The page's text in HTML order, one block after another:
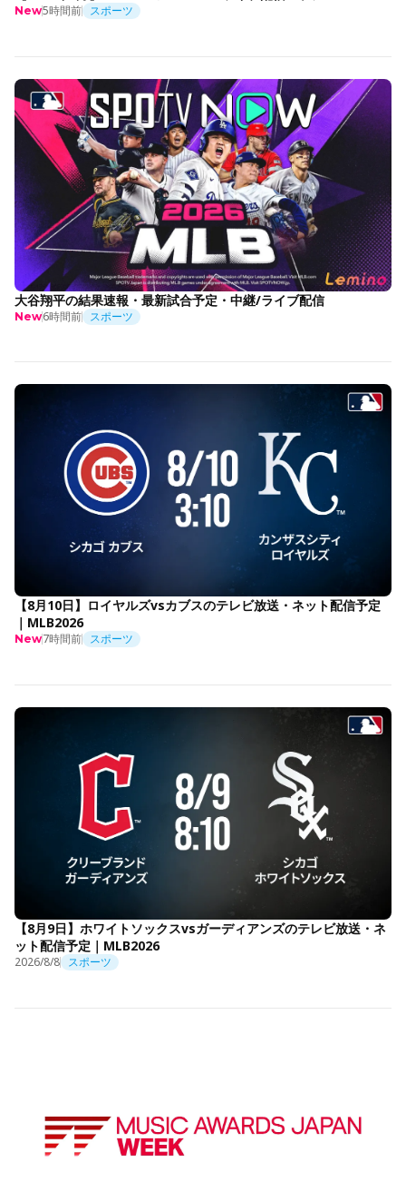
New5時間前 スポーツ
大谷翔平の結果速報・最新試合予定・中継/ライブ配信
New6時間前 スポーツ
【8月10日】ロイヤルズvsカブスのテレビ放送・ネット配信予定
｜MLB2026
New7時間前 スポーツ
【8月9日】ホワイトソックスvsガーディアンズのテレビ放送・ネ
ット配信予定｜MLB2026
2026/8/8 スポーツ